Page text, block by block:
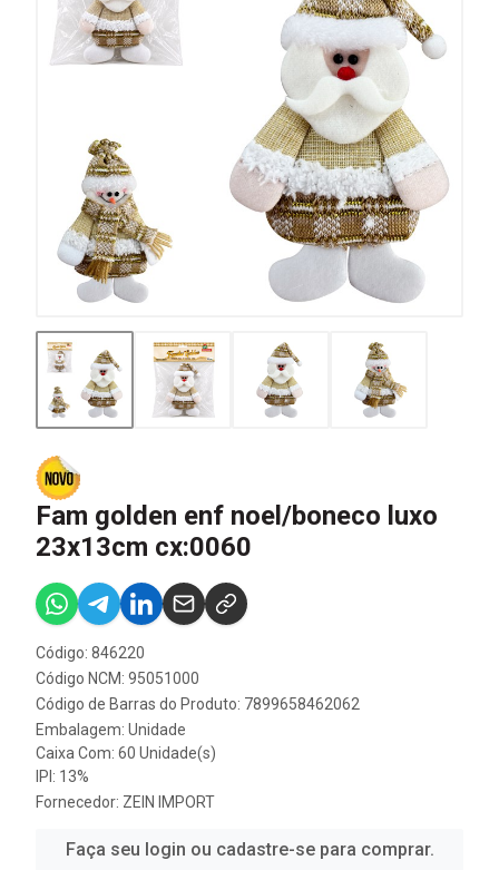
Fam golden enf noel/boneco luxo
23x13cm cx:0060
Código: 846220
Código NCM: 95051000
Código de Barras do Produto: 7899658462062
Embalagem: Unidade
Caixa Com: 60 Unidade(s)
IPI: 13%
Fornecedor: ZEIN IMPORT
Faça seu login ou cadastre-se para comprar.